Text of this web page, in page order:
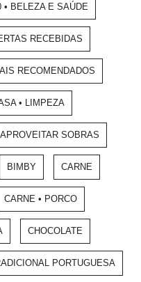
• BELEZA E SAÚDE
RECEBIDAS
RECOMENDADOS
• LIMPEZA
APROVEITAR SOBRAS
BIMBY CARNE
CARNE • PORCO
CHOCOLATE
PORTUGUESA